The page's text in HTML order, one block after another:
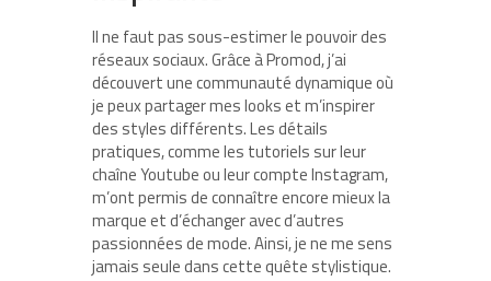
Il ne faut pas sous-estimer le pouvoir des
réseaux sociaux. Grâce à Promod, j’ai
découvert une communauté dynamique où
je peux partager mes looks et m’inspirer
des styles différents. Les détails
pratiques, comme les tutoriels sur leur
chaîne Youtube ou leur compte Instagram,
m’ont permis de connaître encore mieux la
marque et d’échanger avec d’autres
passionnées de mode. Ainsi, je ne me sens
jamais seule dans cette quête stylistique.